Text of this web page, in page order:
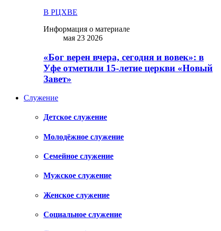
В РЦХВЕ
Информация о материале
мая 23 2026
«Бог верен вчера, сегодня и вовек»: в
Уфе отметили 15-летие церкви «Новый
Завет»
Служение
Детское служение
Молодёжное служение
Семейное служение
Мужское служение
Женское служение
Социальное служение